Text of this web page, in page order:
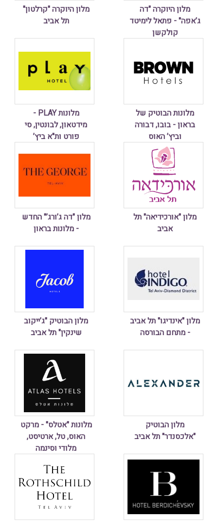
מלון היוקרה "קרלטון"
תל אביב
מלון היוקרה "דה
ג’אפה" - פתאל לימיטד
קולקשן
מלונות PLAY -
מידטאון, לבונטין, סי
פורט ות"א ביץ’
מלונות הבוטיק של
בראון - בובו, דבורה
וביץ’ האוס
מלון "דה ג’ורג’" החדש
- מלונות בראון
מלון "אורכידיאה" תל
אביב
מלון הבוטיק "ג’ייקוב
שינקין" תל אביב
מלון "אינדיגו" תל אביב
- מתחם הבורסה
מלונות "אטלס" - מרקט
האוס, טל, ארטיסט,
מלודי וסינמה
מלון הבוטיק
"אלכסנדר" תל אביב